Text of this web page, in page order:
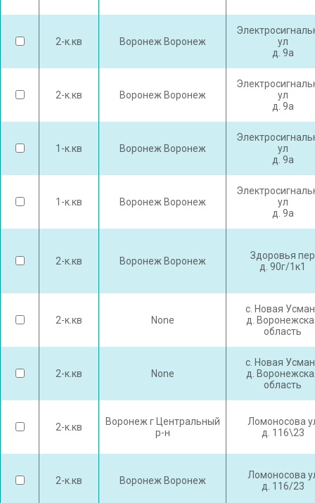
2-к.кв Воронеж Воронеж
ул
д. 9а
2-к.кв Воронеж Воронеж
ул
д. 9а
1-к.кв Воронеж Воронеж
ул
д. 9а
1-к.кв Воронеж Воронеж
ул
д. 9а
2-к.кв Воронеж Воронеж
Здоровья пер
д. 90г/1к1
2-к.кв None
с. Новая
д.
область
2-к.кв None
с. Новая
д.
область
2-к.кв
Воронеж г Центральный
р-н
Ломоносова
д. 116\23
2-к.кв Воронеж Воронеж
Ломоносова
д. 116/23